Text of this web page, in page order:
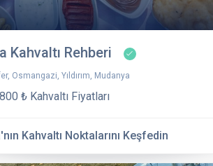
Kahvaltı Rehberi
Osmangazi, Yıldırım, Mudanya
₺ Kahvaltı Fiyatları
Kahvaltı Noktalarını Keşfedin